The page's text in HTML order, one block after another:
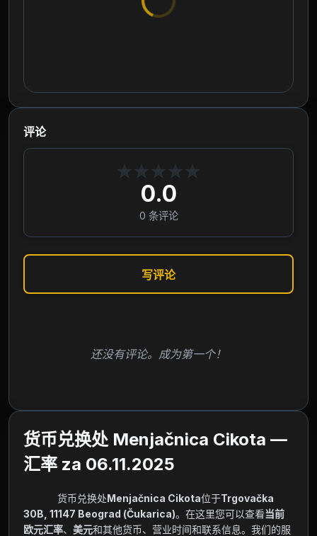
评论
★★★★★
0.0
0 条评论
写评论
还没有评论。成为第一个！
货币兑换处 Menjačnica Cikota —
汇率 za 06.11.2025
            货币兑换处
Menjačnica Cikota位于Trgovačka
30B, 11147 Beograd (Čukarica)。在这里您可以查看当前
欧元汇率、 美元和其他货币、营业时间和联系信息。我们的服